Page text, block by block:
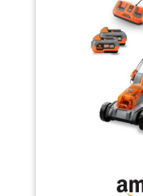
à balais traditionnels,
réduit en même temps
considérablement sa
entretenir votre jardin
batteries 4000mAh et
haies à batterie
4000mAh/4.0Ah, qui
jusqu'à 90 minutes,
plus longs. Grâce
rapidement prêtes à
chargeur est doté